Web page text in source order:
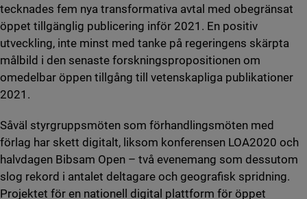
tecknades fem nya transformativa avtal med obegränsat
öppet tillgänglig publicering inför 2021. En positiv
utveckling, inte minst med tanke på regeringens skärpta
målbild i den senaste forskningspropositionen om
omedelbar öppen tillgång till vetenskapliga publikationer
2021.
Såväl styrgruppsmöten som förhandlingsmöten med
förlag har skett digitalt, liksom konferensen LOA2020 och
halvdagen Bibsam Open – två evenemang som dessutom
slog rekord i antalet deltagare och geografisk spridning.
Projektet för en nationell digital plattform för öppet